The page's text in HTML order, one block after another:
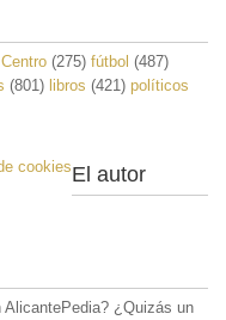
Centro (275) fútbol (487)
(801) libros (421) políticos
cookiesEl autor
¿Quizás un